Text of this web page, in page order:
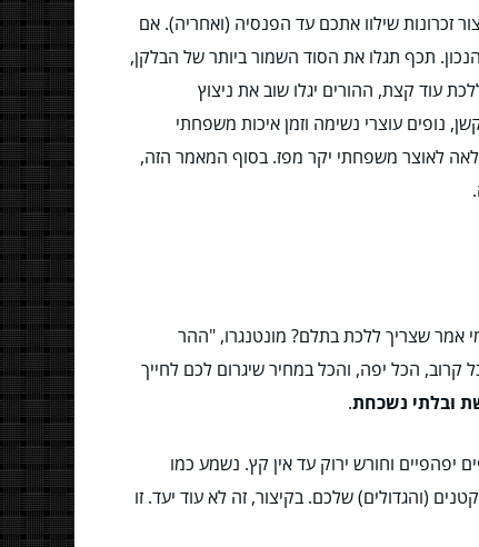
זכרונות שילוו אתכם עד הפנסיה (ואחריה). אם
תכף תגלו את הסוד השמור ביותר של הבלקן,
עוד קצת, ההורים יגלו שוב את ניצוץ
עוצרי נשימה וזמן איכות משפחתי
לאוצר משפחתי יקר מפז. בסוף המאמר הזה,
אמר שצריך ללכת בתלם? מונטנגרו, "ההר
קרוב, הכל יפה, והכל במחיר שיגרום לכם לחייך
ובלתי נשכחת.
יפהפיים וחורש ירוק עד אין קץ. נשמע כמו
(והגדולים) שלכם. בקיצור, זה לא עוד יעד. זו